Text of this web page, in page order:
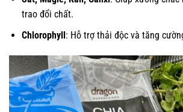
trao đổi chất.
Chlorophyll: Hỗ trợ thải độc và tăng